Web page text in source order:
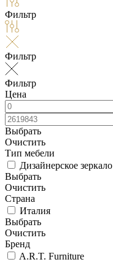
Фильтр
Фильтр
Фильтр
Цена
Выбрать
Очистить
Тип мебели
Дизайнерское зеркало
Выбрать
Очистить
Страна
Италия
Выбрать
Очистить
Бренд
A.R.T. Furniture